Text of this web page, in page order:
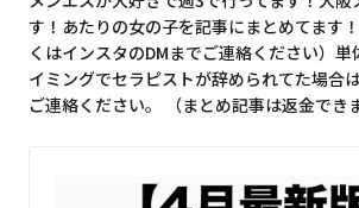
す！あたりの女の子を記事にまとめてます
くはインスタのDMまでご連絡ください）
イミングでセラピストが辞められてた場合
ご連絡ください。 （まとめ記事は返金でき